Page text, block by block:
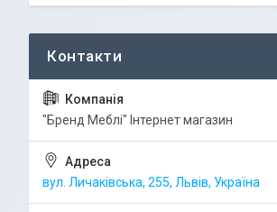
"Бренд Меблі" Інтернет магазин
вул. Личаківська, 255, Львів, Україна